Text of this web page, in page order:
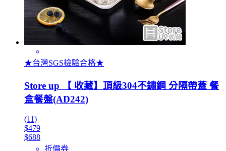
★台灣SGS檢驗合格★
Store up 【 收藏】頂級304不鏽鋼 分隔帶蓋 餐
盒餐盤(AD242)
(11)
$479
$688
折價券